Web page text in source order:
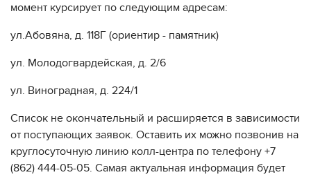
момент курсирует по следующим адресам:
ул.Абовяна, д. 118Г (ориентир - памятник)
ул. Молодогвардейская, д. 2/6
ул. Виноградная, д. 224/1
Список не окончательный и расширяется в зависимости
от поступающих заявок. Оставить их можно позвонив на
круглосуточную линию колл-центра по телефону +7
(862) 444-05-05. Самая актуальная информация будет